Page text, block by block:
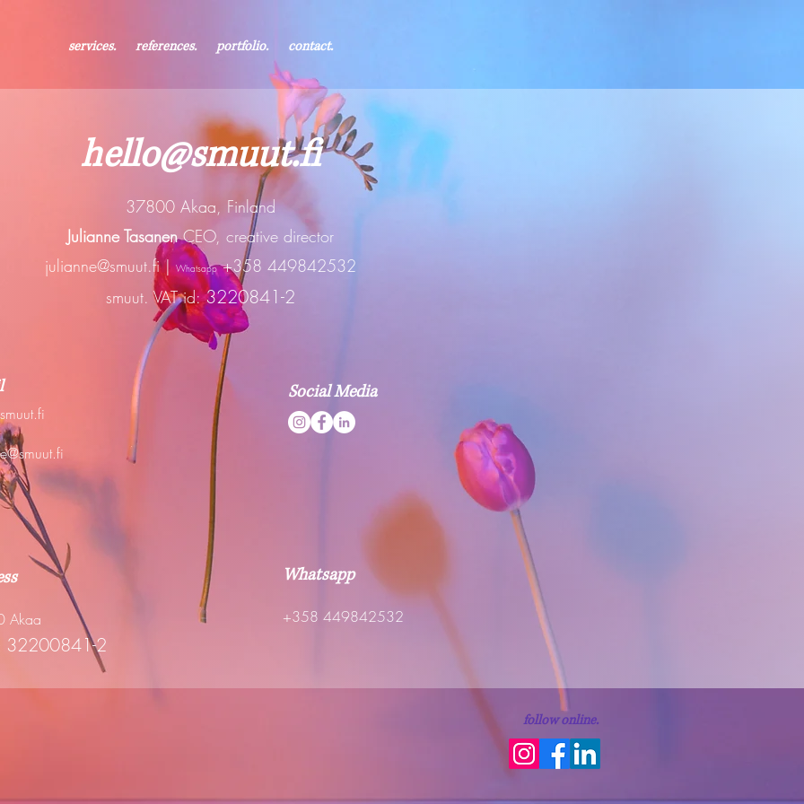
services. references. portfolio. contact.
hello@smuut.fi
37800 Akaa, Finland
Julianne TasanenCEO, creative director
julianne@smuut.fi|Whatsapp+358 449842532
smuut. VAT id:3220841-2
Akaa
32200841-2
Social Media
Whatsapp
+358 449842532
follow online.